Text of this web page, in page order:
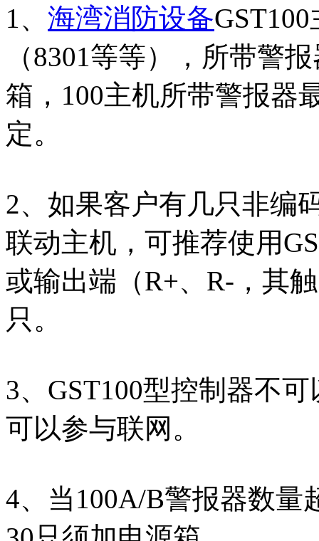
1、 海湾消防设备
（8301等等），所带警
箱，100主机所带警报器
定。
2、如果客户有几只非编
联动主机，可推荐使用
或输出端（R+、R-，其
只。
3、GST100型控制器不
可以参与联网。
4、当100A/B警报器数量